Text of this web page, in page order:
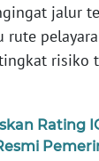
jalur
rute
risiko
Rating